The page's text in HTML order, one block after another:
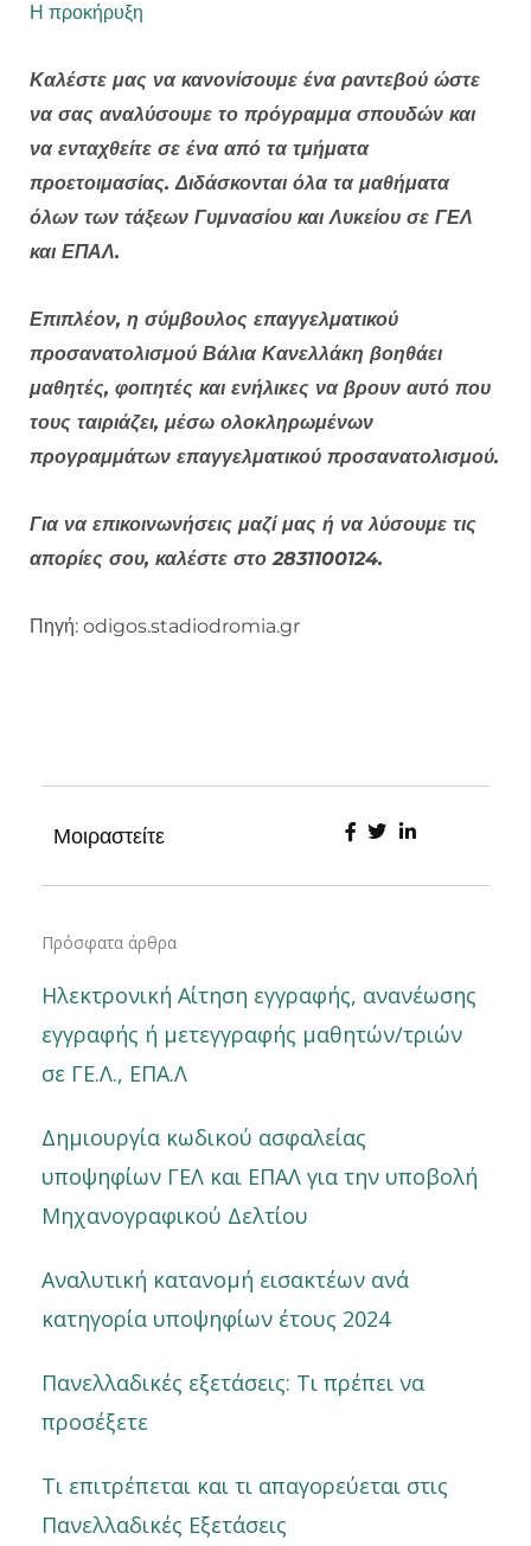
Η προκήρυξη
Καλέστε μας να κανονίσουμε ένα ραντεβού ώστε
να σας αναλύσουμε το πρόγραμμα σπουδών και
να ενταχθείτε σε ένα από τα τμήματα
προετοιμασίας. Διδάσκονται όλα τα μαθήματα
όλων των τάξεων Γυμνασίου και Λυκείου σε ΓΕΛ
και ΕΠΑΛ.
Επιπλέον, η σύμβουλος επαγγελματικού
προσανατολισμού Βάλια Κανελλάκη βοηθάει
μαθητές, φοιτητές και ενήλικες να βρουν αυτό που
τους ταιριάζει, μέσω ολοκληρωμένων
προγραμμάτων επαγγελματικού προσανατολισμού.
Για να επικοινωνήσεις μαζί μας ή να λύσουμε τις
απορίες σου, καλέστε στο 2831100124.
Πηγή: odigos.stadiodromia.gr
Μοιραστείτε
Πρόσφατα άρθρα
Ηλεκτρονική Αίτηση εγγραφής, ανανέωσης
εγγραφής ή μετεγγραφής μαθητών/τριών
σε ΓΕ.Λ., ΕΠΑ.Λ
Δημιουργία κωδικού ασφαλείας
υποψηφίων ΓΕΛ και ΕΠΑΛ για την υποβολή
Μηχανογραφικού Δελτίου
Αναλυτική κατανομή εισακτέων ανά
κατηγορία υποψηφίων έτους 2024
Πανελλαδικές εξετάσεις: Τι πρέπει να
προσέξετε
Τι επιτρέπεται και τι απαγορεύεται στις
Πανελλαδικές Εξετάσεις